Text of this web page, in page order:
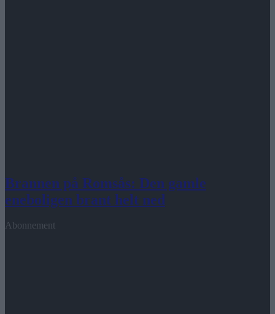
Brannen på Romsås: Den gamle
eneboligen brant helt ned
Abonnement